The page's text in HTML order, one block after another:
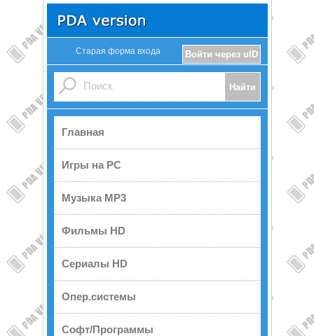
Войти через uID
Старая форма входа
Главная
Игры на PC
Музыка MP3
Фильмы HD
Сериалы HD
Опер.системы
Софт/Программы